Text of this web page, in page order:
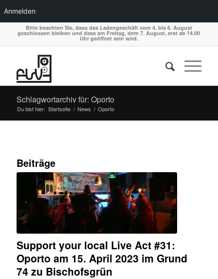
Anmelden
Bitte beachten Sie, dass das Ladengeschäft vom 4. bis 6. August
geschlossen bleiben und dass am Freitag, dem 7. August, erst ab 14.00
Uhr geöffnet sein wird.
Schlagwortarchiv für: Oporto
Du bist hier: Startseite / News / Oporto
Beiträge
Support your local Live Act #31:
Oporto am 15. April 2023 im Grund
74 zu Bischofsgrün